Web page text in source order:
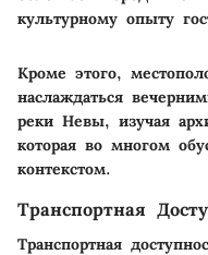
культурному опыту
Кроме этого,
наслаждаться
реки Невы, изучая
которая во многом
контекстом.
Транспортная
Транспортная